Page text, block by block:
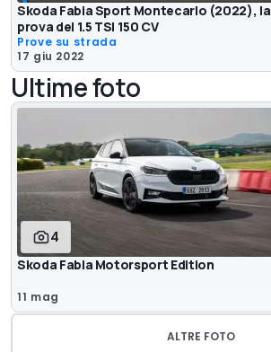
Skoda Fabia Sport Montecarlo (2022), la
prova del 1.5 TSI 150 CV
Prove su strada
17 giu 2022
Ultime foto
4
Skoda Fabia Motorsport Edition
11 mag
ALTRE FOTO